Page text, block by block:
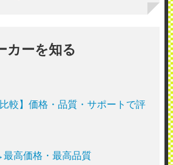
カーを知る
較】価格・品質・サポートで評
高価格・最高品質